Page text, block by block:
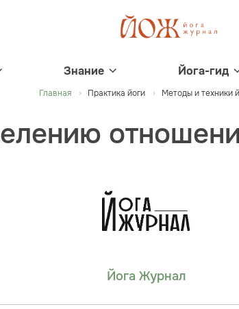
Знание Йога-гид
Главная Практика йоги Методы и техники
Йога Журнал